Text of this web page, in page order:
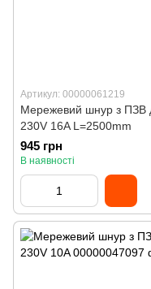
Артикул: 00000061219
Мережевий шнур з ПЗВ
230V 16A L=2500mm
945 грн
В наявності